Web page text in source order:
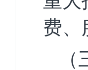
费、